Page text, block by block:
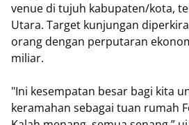
venue di tujuh kabupaten/kota,
Utara. Target kunjungan
orang dengan perputaran
miliar.
"Ini kesempatan besar bagi kita
keramahan sebagai tuan rumah